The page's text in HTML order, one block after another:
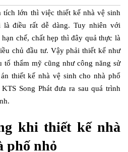
lớn thì việc thiết kế nhà vệ sinh
là điều rất dễ dàng. Tuy nhiên với
chế, chất hẹp thì đây quả thực là
chủ đầu tư. Vậy phải thiết kế như
tố thẩm mỹ cũng như công năng sử
thiết kế nhà vệ sinh cho nhà phố
Song Phát đưa ra sau quá trình
khi thiết kế nhà
phố nhỏ